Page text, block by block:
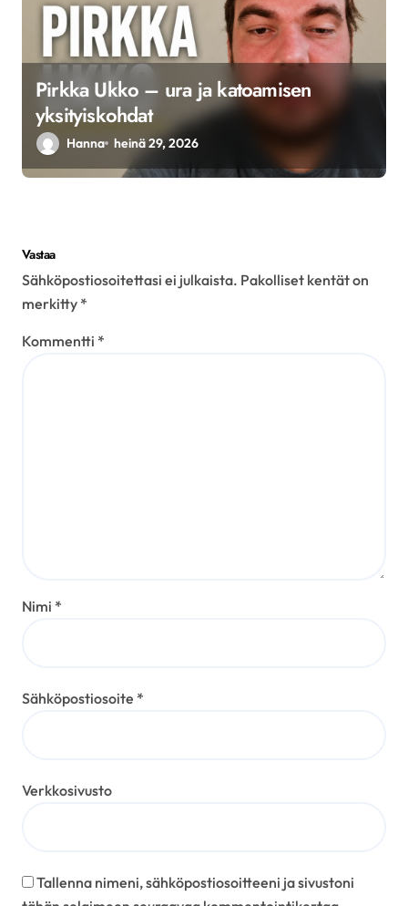
Pirkka Ukko – ura ja katoamisen
yksityiskohdat
Hanna heinä 29, 2026
Vastaa
Sähköpostiosoitettasi ei julkaista. Pakolliset kentät on
merkitty *
Kommentti *
Nimi *
Sähköpostiosoite *
Verkkosivusto
Tallenna nimeni, sähköpostiosoitteeni ja sivustoni